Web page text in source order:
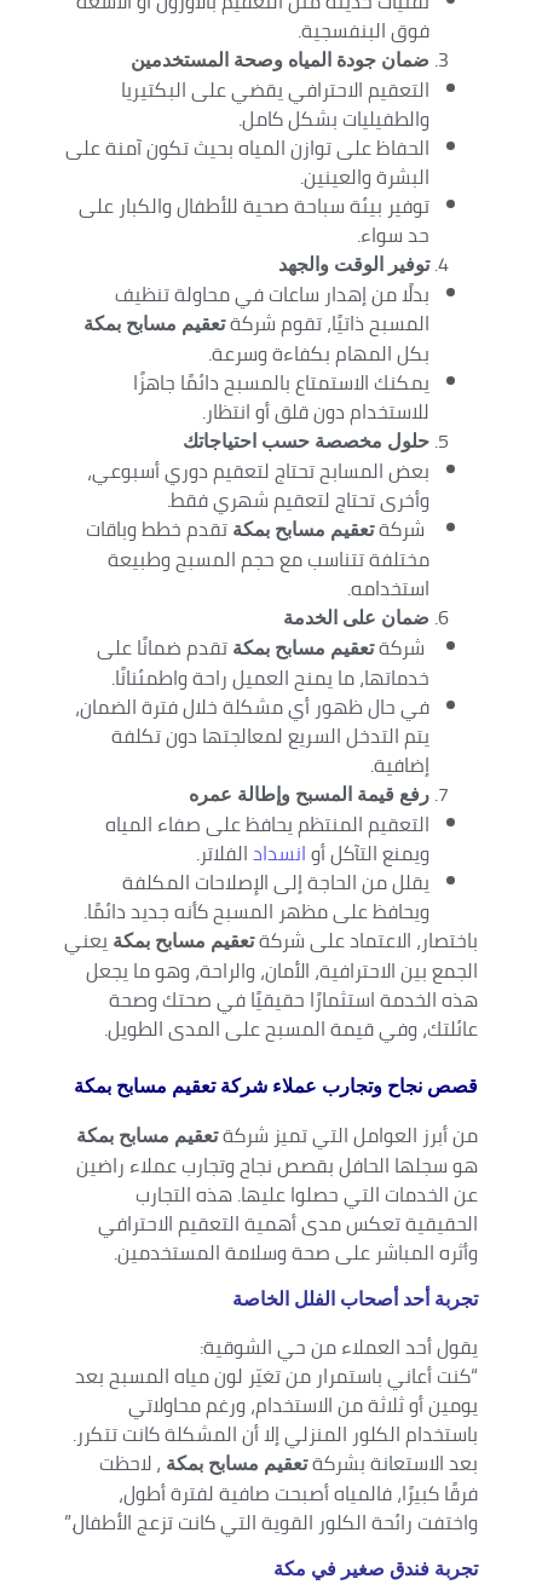
فوق البنفسجية.
ضمان جودة المياه وصحة المستخدمين
التعقيم الاحترافي يقضي على البكتيريا
والطفيليات بشكل كامل.
الحفاظ على توازن المياه بحيث تكون آمنة على
البشرة والعينين.
توفير بيئة سباحة صحية للأطفال والكبار على
حد سواء.
توفير الوقت والجهد
بدلًا من إهدار ساعات في محاولة تنظيف
المسبح ذاتيًا، تقوم شركةتعقيم مسابح بمكة
بكل المهام بكفاءة وسرعة.
يمكنك الاستمتاع بالمسبح دائمًا جاهزًا
للاستخدام دون قلق أو انتظار.
حلول مخصصة حسب احتياجاتك
بعض المسابح تحتاج لتعقيم دوري أسبوعي،
وأخرى تحتاج لتعقيم شهري فقط.
شركةتعقيم مسابح بمكة تقدم خطط وباقات
مختلفة تتناسب مع حجم المسبح وطبيعة
استخدامه.
ضمان على الخدمة
شركةتعقيم مسابح بمكة تقدم ضمانًا على
خدماتها، ما يمنح العميل راحة واطمئنانًا.
في حال ظهور أي مشكلة خلال فترة الضمان،
يتم التدخل السريع لمعالجتها دون تكلفة
إضافية.
رفع قيمة المسبح وإطالة عمره
التعقيم المنتظم يحافظ على صفاء المياه
ويمنع التآكل أوانسدادالفلاتر.
يقلل من الحاجة إلى الإصلاحات المكلفة
ويحافظ على مظهر المسبح كأنه جديد دائمًا.
باختصار، الاعتماد على شركةتعقيم مسابح بمكة يعني
الجمع بين الاحترافية، الأمان، والراحة، وهو ما يجعل
هذه الخدمة استثمارًا حقيقيًا في صحتك وصحة
عائلتك، وفي قيمة المسبح على المدى الطويل.
قصص نجاح وتجارب عملاء شركة تعقيم مسابح بمكة
من أبرز العوامل التي تميز شركةتعقيم مسابح بمكة
هو سجلها الحافل بقصص نجاح وتجارب عملاء راضين
عن الخدمات التي حصلوا عليها. هذه التجارب
الحقيقية تعكس مدى أهمية التعقيم الاحترافي
وأثره المباشر على صحة وسلامة المستخدمين.
تجربة أحد أصحاب الفلل الخاصة
يقول أحد العملاء من حي الشوقية:
“كنت أعاني باستمرار من تغيّر لون مياه المسبح بعد
يومين أو ثلاثة من الاستخدام، ورغم محاولاتي
باستخدام الكلور المنزلي إلا أن المشكلة كانت تتكرر.
بعد الاستعانة بشركةتعقيم مسابح بمكة ، لاحظت
فرقًا كبيرًا، فالمياه أصبحت صافية لفترة أطول،
واختفت رائحة الكلور القوية التي كانت تزعج الأطفال.”
تجربة فندق صغير في مكة